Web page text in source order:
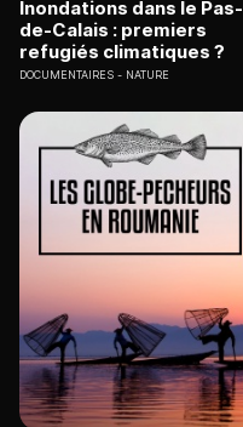
Inondations dans le Pas-
de-Calais : premiers
refugiés climatiques ?
DOCUMENTAIRES NATURE